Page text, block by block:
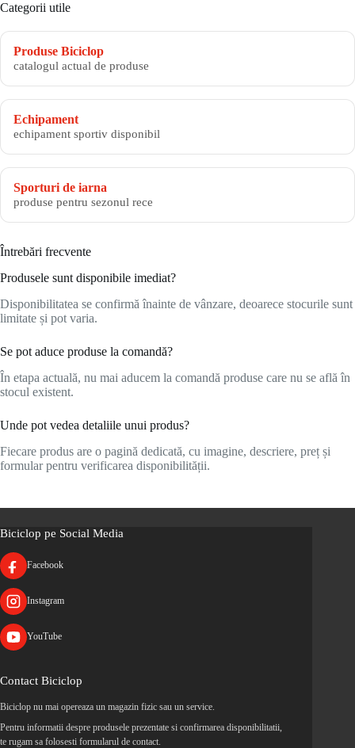
Categorii utile
Produse Biciclop
catalogul actual de produse
Echipament
echipament sportiv disponibil
Sporturi de iarna
produse pentru sezonul rece
Întrebări frecvente
Produsele sunt disponibile imediat?
Disponibilitatea se confirmă înainte de vânzare, deoarece stocurile sunt
limitate și pot varia.
Se pot aduce produse la comandă?
În etapa actuală, nu mai aducem la comandă produse care nu se află în
stocul existent.
Unde pot vedea detaliile unui produs?
Fiecare produs are o pagină dedicată, cu imagine, descriere, preț și
formular pentru verificarea disponibilității.
Biciclop pe Social Media
Facebook
Instagram
YouTube
Contact Biciclop
Biciclop nu mai opereaza un magazin fizic sau un service.
Pentru informatii despre produsele prezentate si confirmarea disponibilitatii,
te rugam sa folosesti formularul de contact.